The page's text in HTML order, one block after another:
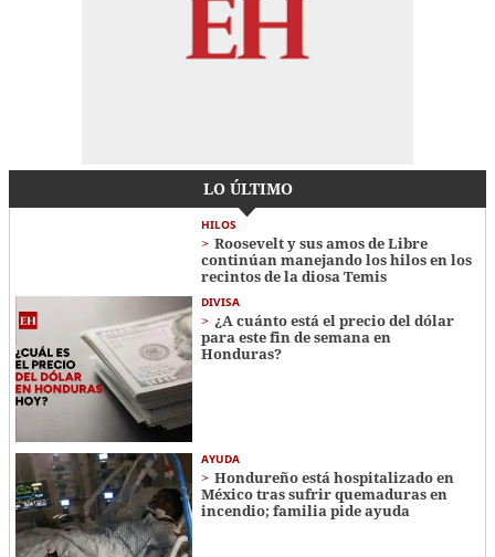
LO ÚLTIMO
HILOS
Roosevelt y sus amos de Libre
continúan manejando los hilos en los
recintos de la diosa Temis
DIVISA
¿A cuánto está el precio del dólar
para este fin de semana en
Honduras?
AYUDA
Hondureño está hospitalizado en
México tras sufrir quemaduras en
incendio; familia pide ayuda